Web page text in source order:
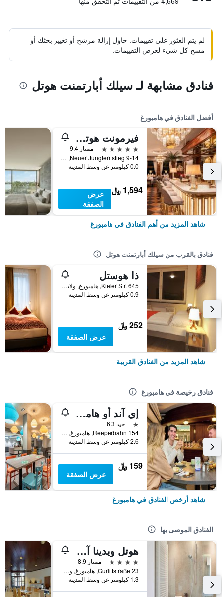
لم يتم العثور على تقييمات. حاول إزالة مرشح أو تغيير بحثك أو
مسح كل شيء لعرض التقييمات.
فنادق مشابهة لـ سيلك أبارتمنت هوتل
أفضل الفنادق في هامبورغ
فيرمونت هوتل فيير جاهريسزتين هامبرج
5 نجوم
ممتاز 9.4
Neuer Jungfernstieg 9-14, هامبورغ, ولاية هامبورغ, ألمانيا
0.0 كيلومتر عن وسط المدينة
1,594 ﷼
عرض
الصفقة
شاهد المزيد من أهم الفنادق في هامبورغ
فنادق بالقرب من سيلك أبارتمنت هوتل
ذا هوستل
Kieler Str. 645, هامبورغ, ولاية هامبورغ, ألمانيا
0.9 كيلومتر عن وسط المدينة
252 ﷼
عرض الصفقة
شاهد المزيد من الفنادق القريبة
فنادق رخيصة في هامبورغ
إي آند أو هامبورغ رييبرباهن
نجمة واحدة
جيد 6.3
Reeperbahn 154, هامبورغ, ولاية هامبورغ, ألمانيا
2.6 كيلومتر عن وسط المدينة
159 ﷼
عرض الصفقة
شاهد أرخص الفنادق في هامبورغ
الفنادق الموصى بها
هوتل ويدينا آن دير ألستر
4 نجوم
ممتاز 8.9
Gurlittstraße 23, هامبورغ, ولاية هامبورغ, ألمانيا
1.3 كيلومتر عن وسط المدينة